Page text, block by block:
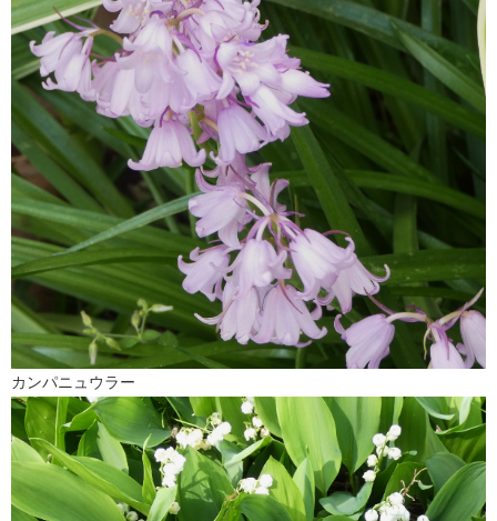
カンパニュウラー